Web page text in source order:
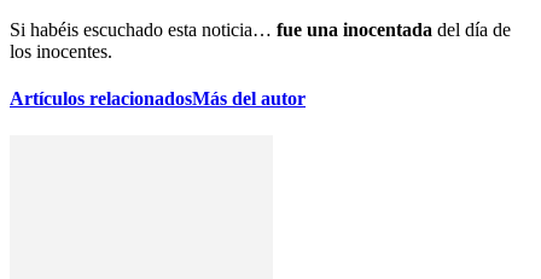
Si habéis escuchado esta noticia… fue una inocentada del día de
los inocentes.
Artículos relacionadosMás del autor